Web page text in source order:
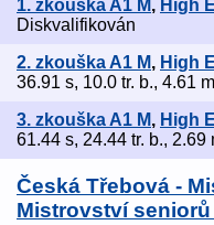
1. zkouška A1 M, High
Diskvalifikován
2. zkouška A1 M, High
36.91 s, 10.0 tr. b., 4.61
3. zkouška A1 M, High
61.44 s, 24.44 tr. b., 2.69
Česká Třebová -
Mistrovství seniorů